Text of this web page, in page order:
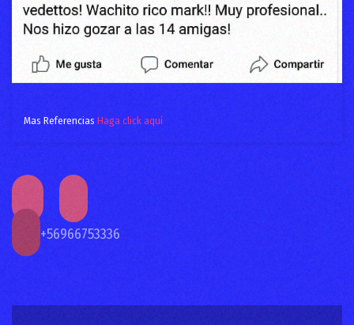
Mas Referencias Haga click aquí
+56966753336